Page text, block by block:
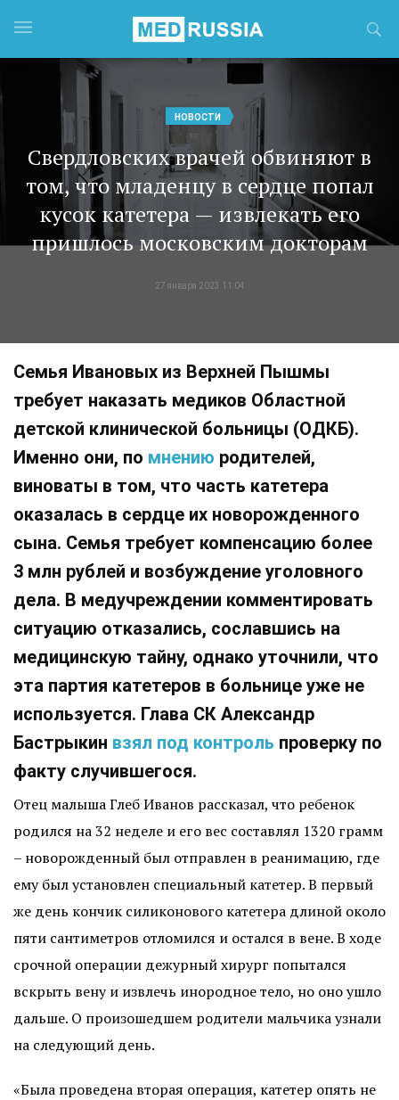
НОВОСТИ
Свердловских врачей обвиняют в
том, что младенцу в сердце попал
кусок катетера — извлекать его
пришлось московским докторам
27 января 2023 11:04
Семья Ивановых из Верхней Пышмы
требует наказать медиков Областной
детской клинической больницы (ОДКБ).
Именно они, по мнению родителей,
виноваты в том, что часть катетера
оказалась в сердце их новорожденного
сына. Семья требует компенсацию более
3 млн рублей и возбуждение уголовного
дела. В медучреждении комментировать
ситуацию отказались, сославшись на
медицинскую тайну, однако уточнили, что
эта партия катетеров в больнице уже не
используется. Глава СК Александр
Бастрыкин взял под контроль проверку по
факту случившегося.
Отец малыша Глеб Иванов рассказал, что ребенок
родился на 32 неделе и его вес составлял 1320 грамм
– новорожденный был отправлен в реанимацию, где
ему был установлен специальный катетер. В первый
же день кончик силиконового катетера длиной около
пяти сантиметров отломился и остался в вене. В ходе
срочной операции дежурный хирург попытался
вскрыть вену и извлечь инородное тело, но оно ушло
дальше. О произошедшем родители мальчика узнали
на следующий день.
«Была проведена вторая операция, катетер опять не